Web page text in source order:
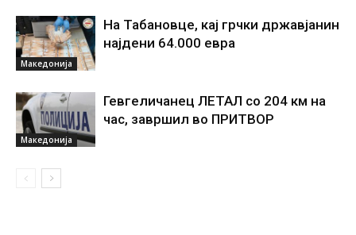
Македонија
На Табановце, кај грчки државјанин
најдени 64.000 евра
Македонија
Гевгеличанец ЛЕТАЛ со 204 км на
час, завршил во ПРИТВОР